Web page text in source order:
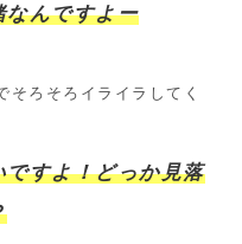
なんですよー
ろそろイライラしてく
すよ！どっか見落